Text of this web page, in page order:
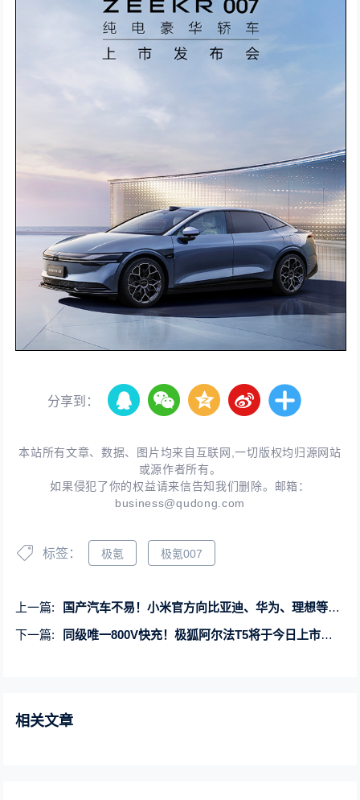
分享到：
本站所有文章、数据、图片均来自互联网,一切版权均归源网站
或源作者所有。
如果侵犯了你的权益请来信告知我们删除。邮箱：
business@qudong.com
标签： 极氪 极氪007
上一篇:
国产汽车不易！小米官方向比亚迪、华为、理想等先行者致敬
下一篇:
同级唯一800V快充！极狐阿尔法T5将于今日上市：预售15.58万起
相关文章